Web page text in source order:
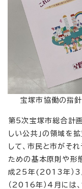
宝塚市協働の指
第5次宝塚市総合計
しい公共」の領域を
して、市民と市がそ
ための基本原則や形
成25年(2013年）3
（2016年）4月には